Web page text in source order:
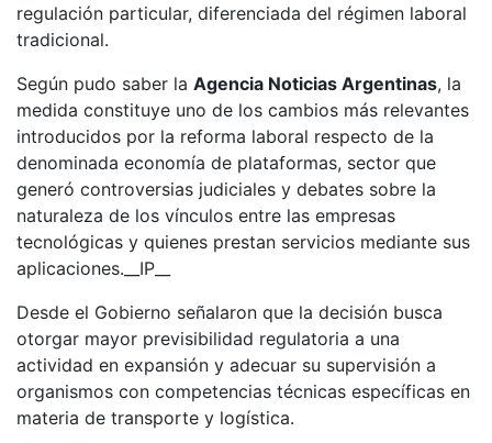
regulación particular, diferenciada del régimen laboral
tradicional.
Según pudo saber la Agencia Noticias Argentinas, la
medida constituye uno de los cambios más relevantes
introducidos por la reforma laboral respecto de la
denominada economía de plataformas, sector que
generó controversias judiciales y debates sobre la
naturaleza de los vínculos entre las empresas
tecnológicas y quienes prestan servicios mediante sus
aplicaciones.__IP__
Desde el Gobierno señalaron que la decisión busca
otorgar mayor previsibilidad regulatoria a una
actividad en expansión y adecuar su supervisión a
organismos con competencias técnicas específicas en
materia de transporte y logística.